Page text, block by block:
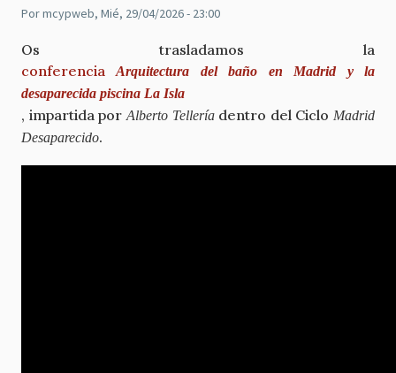
Pormcypweb, Mié, 29/04/2026 - 23:00
Os trasladamos la
conferenciaArquitectura del baño en Madrid y la
desaparecida piscina La Isla
, impartida porAlberto Telleríadentro del Ciclo Madrid
Desaparecido.